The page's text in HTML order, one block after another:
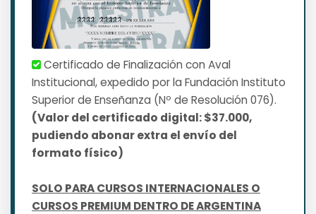
Certificado de Finalización con Aval
Institucional, expedido por la Fundación Instituto
Superior de Enseñanza (Nº de Resolución 076).
(Valor del certificado digital: $37.000,
pudiendo abonar extra el envío del
formato físico)
SOLO PARA CURSOS INTERNACIONALES O
CURSOS PREMIUM DENTRO DE ARGENTINA